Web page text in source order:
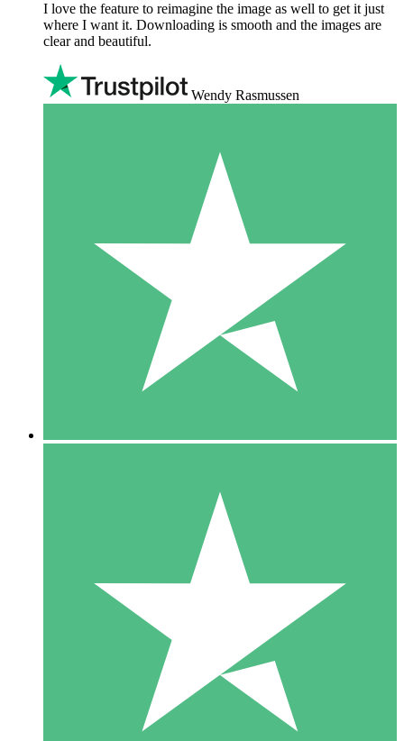
I love the feature to reimagine the image as well to get it just
where I want it. Downloading is smooth and the images are
clear and beautiful.
Wendy Rasmussen